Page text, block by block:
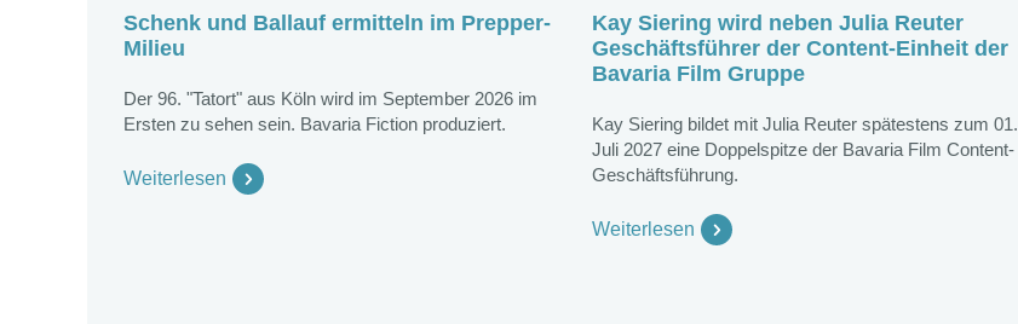
Schenk und Ballauf ermitteln im Prepper-
Milieu
Der 96. "Tatort" aus Köln wird im September 2026 im
Ersten zu sehen sein. Bavaria Fiction produziert.
Weiterlesen
Kay Siering wird neben Julia Reuter
Geschäftsführer der Content-Einheit der
Bavaria Film Gruppe
Kay Siering bildet mit Julia Reuter spätestens zum 01.
Juli 2027 eine Doppelspitze der Bavaria Film Content-
Geschäftsführung.
Weiterlesen